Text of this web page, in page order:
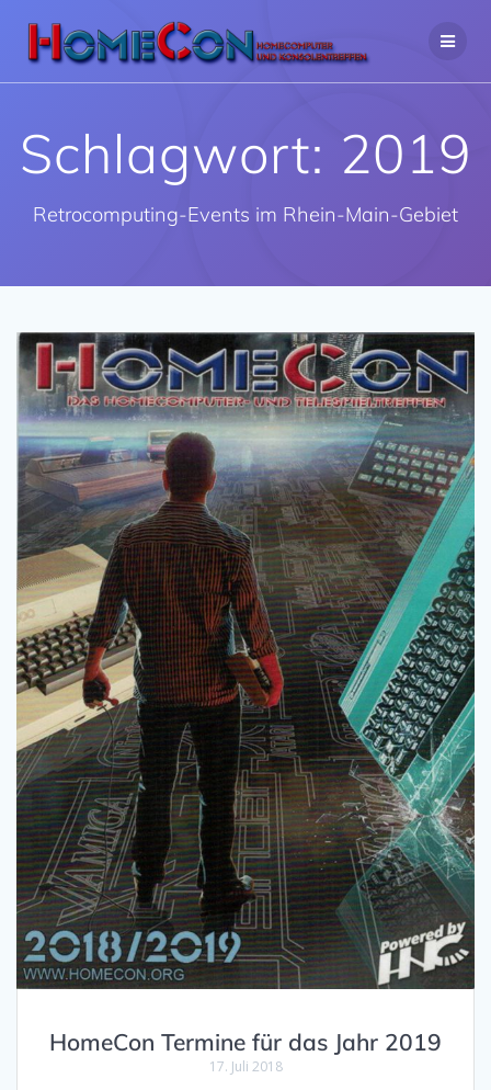
Inhalt
springen
Schlagwort: 2019
Retrocomputing-Events im Rhein-Main-Gebiet
HomeCon Termine für das Jahr 2019
17. Juli 2018